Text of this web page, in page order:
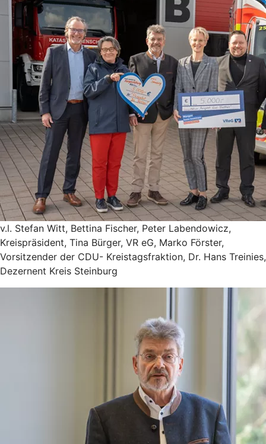
v.l. Stefan Witt, Bettina Fischer, Peter Labendowicz,
Kreispräsident, Tina Bürger, VR eG, Marko Förster,
Vorsitzender der CDU- Kreistagsfraktion, Dr. Hans Treinies,
Dezernent Kreis Steinburg